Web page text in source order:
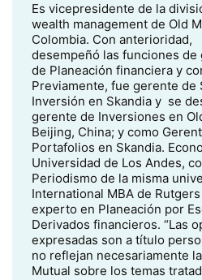
Es vicepresidente de la
wealth management de Old
Colombia. Con anterioridad,
desempeñó las funciones de
de Planeación financiera y
Previamente, fue gerente de
Inversión en Skandia y se
gerente de Inversiones en
Beijing, China; y como
Portafolios en Skandia.
Universidad de Los Andes,
Periodismo de la misma
International MBA de
experto en Planeación por
Derivados financieros. “Las
expresadas son a título
no reflejan necesariamente
Mutual sobre los temas